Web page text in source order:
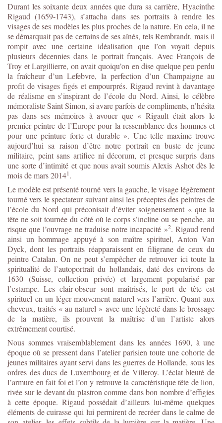
Durant les soixante deux années que dura sa carrière, Hyacinthe
Rigaud (1659-1743), s’attacha dans ses portraits à rendre les
visages de ses modèles les plus proches de la nature. En cela, il ne
se démarquait pas de certains de ses aînés, tels Rembrandt, mais il
rompit avec une certaine idéalisation que l’on voyait depuis
plusieurs décennies dans le portrait français. Avec François de
Troy et Largillierre, on avait quoiqu’on en dise quelque peu perdu
la fraîcheur d’un Lefebvre, la perfection d’un Champaigne au
profit de visages figés et empourprés. Rigaud revint à davantage
de réalisme en s’inspirant de l’école du Nord. Ainsi, le célèbre
mémoraliste Saint Simon, si avare parfois de compliments, n’hésita
pas dans ses mémoires à avouer que « Rigault était alors le
premier peintre de l’Europe pour la ressemblance des hommes et
pour une peinture forte et durable ». Une telle maxime trouve
aujourd’hui sa raison d’être notre portrait en buste de jeune
militaire, peint sans artifice ni décorum, et presque surpris dans
une sorte d’intimité et que nous avait soumis Alexis Ashot dès le
mois de mars 20141.
Le modèle est présenté tourné vers la gauche, le visage légèrement
tourné vers le spectateur suivant ainsi les préceptes des peintres de
l’école du Nord qui préconisait d’éviter soigneusement « que la
tête ne soit tournée du côté où le corps s’incline ou se penche, au
risque que l’ouvrage ne traduise notre incapacité »2. Rigaud rend
ainsi un hommage appuyé à son maître spirituel, Anton Van
Dyck, dont les portraits réapparaissent en filigrane de ceux du
peintre Catalan. On ne peut s’empêcher de retrouver ici toute la
spiritualité de l’autoportrait du hollandais, daté des environs de
1630 (Suisse, collection privée) et largement popularisé par
l’estampe. Les clair-obscur sont maîtrisés, le port de tête est
spirituel en un léger mouvement naturel vers l’arrière. Quant aux
cheveux, traités « au naturel » avec une légèreté dans le brossage
de la matière, ils prouvent la maîtrise d’un l’artiste alors
extrêmement courtisé.
Nous sommes vraisemblablement dans les années 1690, à une
époque où se pressent dans l’atelier parisien toute une cohorte de
jeunes militaires ayant servi dans les guerres de Hollande, sous les
ordres des ducs de Luxembourg et de Villeroy. L’éclat bleuté de
l’armure en fait foi et l’on y retrouve la caractéristique tête de lion,
rivée sur le devant du plastron comme dans bon nombre d’effigies
à cette époque. Rigaud possédait d’ailleurs lui-même quelques
éléments de cuirasse qui lui permirent de recréer dans le calme de